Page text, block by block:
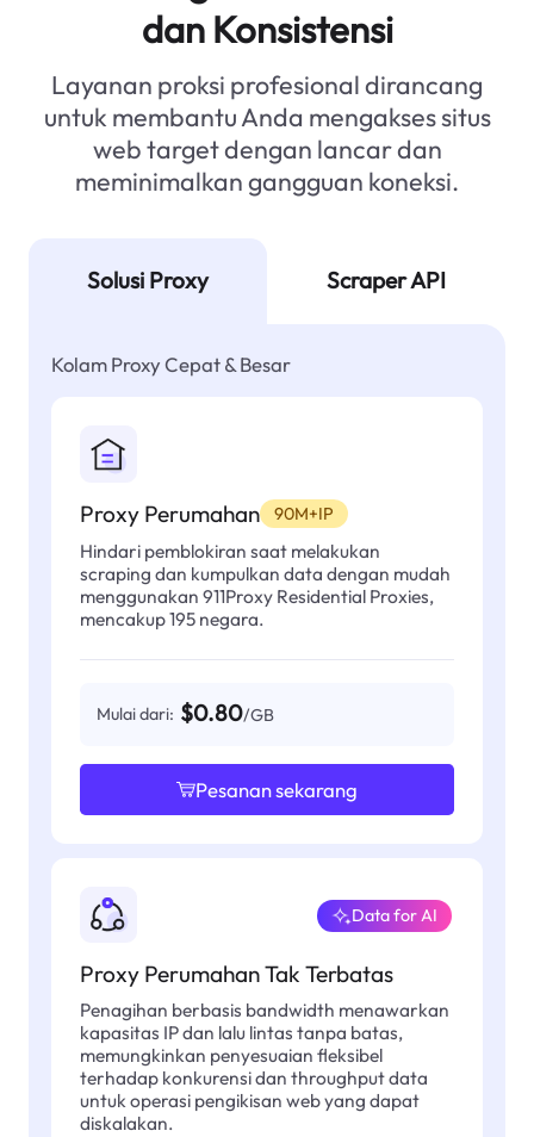
dan Konsistensi
Layanan proksi profesional dirancang
untuk membantu Anda mengakses situs
web target dengan lancar dan
meminimalkan gangguan koneksi.
Solusi Proxy Scraper API
Kolam Proxy Cepat & Besar
Proxy Perumahan 90M+IP
Hindari pemblokiran saat melakukan
scraping dan kumpulkan data dengan mudah
menggunakan 911Proxy Residential Proxies,
mencakup 195 negara.
Mulai dari: $0.80/GB
Pesanan sekarang
Proxy Perumahan Tak Terbatas
Data for AI
Penagihan berbasis bandwidth menawarkan
kapasitas IP dan lalu lintas tanpa batas,
memungkinkan penyesuaian fleksibel
terhadap konkurensi dan throughput data
untuk operasi pengikisan web yang dapat
diskalakan.